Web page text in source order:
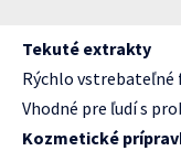
Tekuté extrakty
Rýchlo vstrebateľné
Vhodné pre ľudí s
Kozmetické